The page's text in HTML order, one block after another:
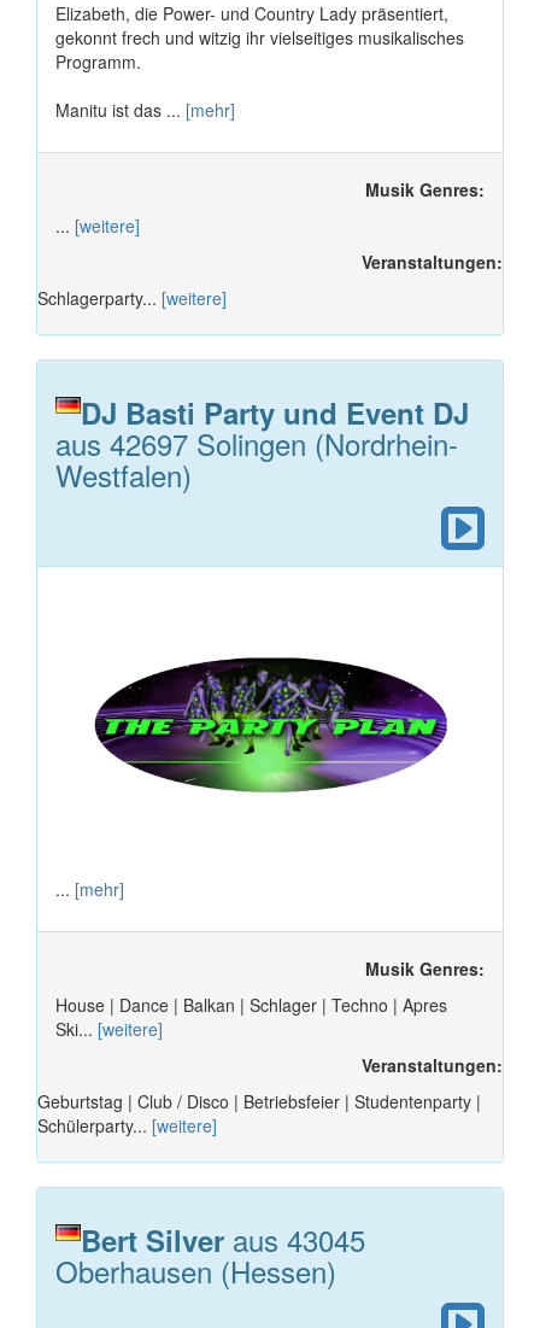
Elizabeth, die Power- und Country Lady präsentiert,
gekonnt frech und witzig ihr vielseitiges musikalisches
Programm.
Manitu ist das ... [mehr]
Musik Genres:
... [weitere]
Veranstaltungen:
Schlagerparty... [weitere]
DJ Basti Party und Event DJ
aus 42697 Solingen (Nordrhein-
Westfalen)
... [mehr]
Musik Genres:
House | Dance | Balkan | Schlager | Techno | Apres
Ski... [weitere]
Veranstaltungen:
Geburtstag | Club / Disco | Betriebsfeier | Studentenparty |
Schülerparty... [weitere]
Bert Silver aus 43045
Oberhausen (Hessen)